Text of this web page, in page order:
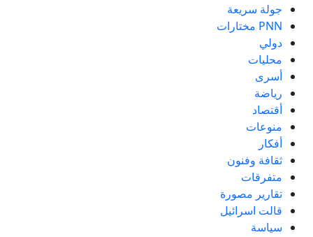
جولة سريعة
PNN مختارات
دولي
محليات
أسرى
رياضة
أقتصاد
منوعات
أفكار
ثقافة وفنون
متفرقات
تقارير مصورة
قالت اسرائيل
سياسة